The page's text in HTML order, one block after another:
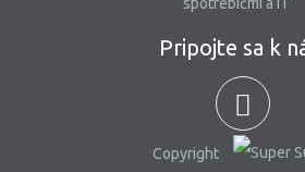
spotrebičmi a IT
Pripojte sa k
Copyright